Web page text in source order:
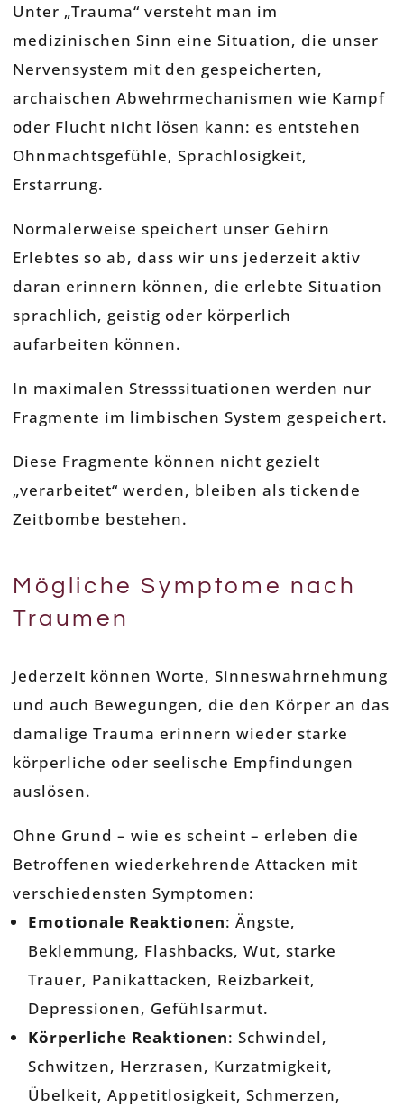
Unter „Trauma“ versteht man im
medizinischen Sinn eine Situation, die unser
Nervensystem mit den gespeicherten,
archaischen Abwehrmechanismen wie Kampf
oder Flucht nicht lösen kann: es entstehen
Ohnmachtsgefühle, Sprachlosigkeit,
Erstarrung.
Normalerweise speichert unser Gehirn
Erlebtes so ab, dass wir uns jederzeit aktiv
daran erinnern können, die erlebte Situation
sprachlich, geistig oder körperlich
aufarbeiten können.
In maximalen Stresssituationen werden nur
Fragmente im limbischen System gespeichert.
Diese Fragmente können nicht gezielt
„verarbeitet“ werden, bleiben als tickende
Zeitbombe bestehen.
Mögliche Symptome nach
Traumen
Jederzeit können Worte, Sinneswahrnehmung
und auch Bewegungen, die den Körper an das
damalige Trauma erinnern wieder starke
körperliche oder seelische Empfindungen
auslösen.
Ohne Grund – wie es scheint – erleben die
Betroffenen wiederkehrende Attacken mit
verschiedensten Symptomen:
Emotionale Reaktionen: Ängste,
Beklemmung, Flashbacks, Wut, starke
Trauer, Panikattacken, Reizbarkeit,
Depressionen, Gefühlsarmut.
Körperliche Reaktionen: Schwindel,
Schwitzen, Herzrasen, Kurzatmigkeit,
Übelkeit, Appetitlosigkeit, Schmerzen,